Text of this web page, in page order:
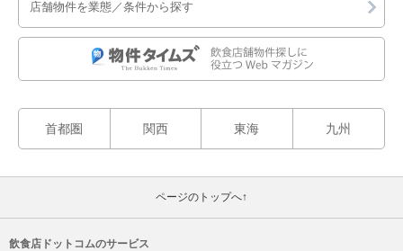
知多市
店舗物件を業態／条件から探す
首都圏 関西 東海 九州
ページのトップへ↑
飲食店ドットコムのサービス